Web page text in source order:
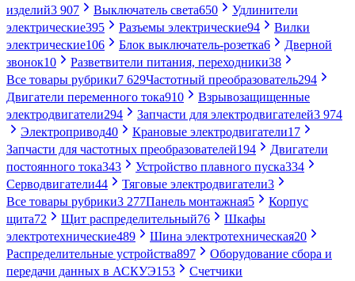
изделий3 907 Выключатель света650
Удлинители
электрические395 Разъемы электрические94
Вилки
электрические106 Блок выключатель-розетка6
Дверной
звонок10 Разветвители питания, переходники38
Все товары рубрики7 629Частотный преобразователь294
Двигатели переменного тока910
Взрывозащищенные
электродвигатели294 Запчасти для электродвигателей3 974
Электропривод40 Крановые электродвигатели17
Запчасти для частотных преобразователей194
Двигатели
постоянного тока343 Устройство плавного пуска334
Серводвигатели44 Тяговые электродвигатели3
Все товары рубрики3 277Панель монтажная5
Корпус
щита72 Щит распределительный76
Шкафы
электротехнические489 Шина электротехническая20
Распределительные устройства897
Оборудование сбора и
передачи данных в АСКУЭ153
Счетчики